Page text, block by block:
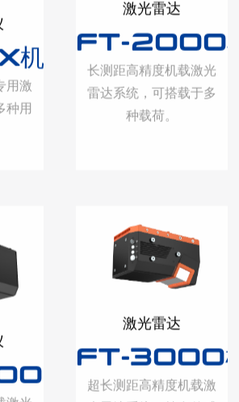
载激光扫描仪
用激
种用
激光雷达
FT-2000机
长测距高精度机载激光
雷达系统，可搭载于多
种载荷。
机载激光扫描仪
激光雷达
FT-3000机
超长测距高精度机载激